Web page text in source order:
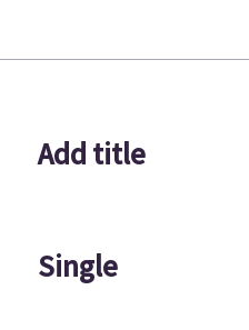
Add title
Single